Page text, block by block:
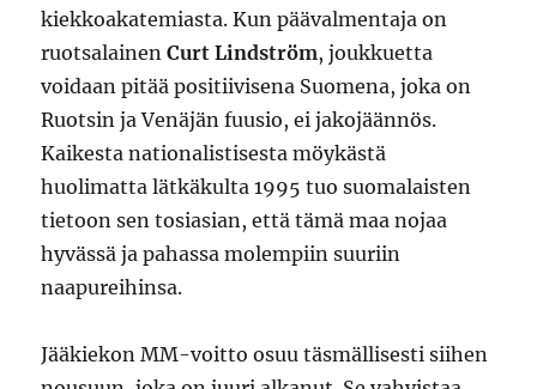
kiekkoakatemiasta. Kun päävalmentaja on
ruotsalainenCurt Lindström, joukkuetta
voidaan pitää positiivisena Suomena, joka on
Ruotsin ja Venäjän fuusio, ei jakojäännös.
Kaikesta nationalistisesta möykästä
huolimatta lätkäkulta 1995 tuo suomalaisten
tietoon sen tosiasian, että tämä maa nojaa
hyvässä ja pahassa molempiin suuriin
naapureihinsa.
Jääkiekon MM-voitto osuu täsmällisesti siihen